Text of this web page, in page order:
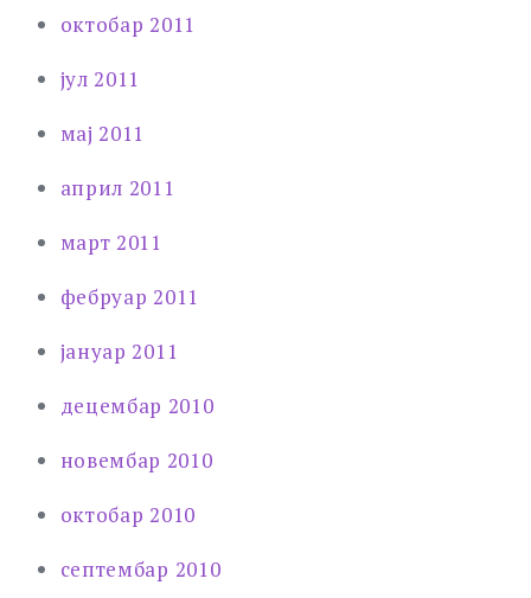
октобар 2011
јул 2011
мај 2011
април 2011
март 2011
фебруар 2011
јануар 2011
децембар 2010
новембар 2010
октобар 2010
септембар 2010